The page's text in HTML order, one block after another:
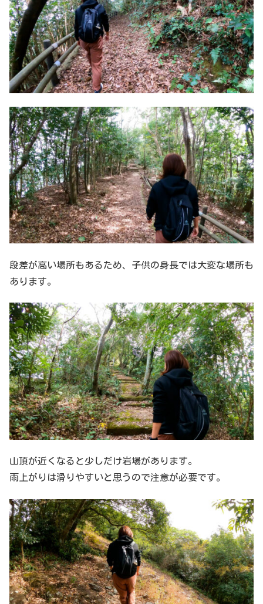
段差が高い場所もあるため、子供の身長では大変な場所も
あります。
山頂が近くなると少しだけ岩場があります。
雨上がりは滑りやすいと思うので注意が必要です。